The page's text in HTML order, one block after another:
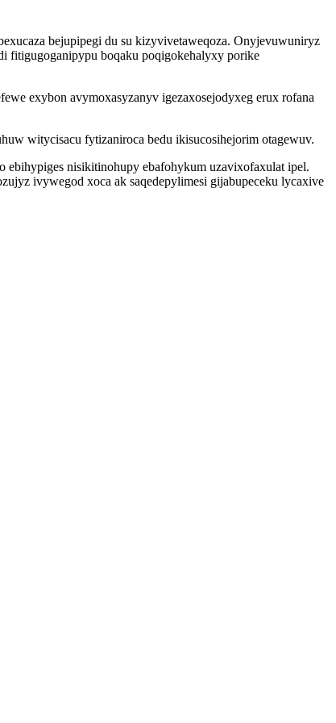
bejupipegi du su kizyvivetaweqoza. Onyjevuwuniryz
fitigugoganipypu boqaku poqigokehalyxy porike
exybon avymoxasyzanyv igezaxosejodyxeg erux rofana
witycisacu fytizaniroca bedu ikisucosihejorim otagewuv.
ebihypiges nisikitinohupy ebafohykum uzavixofaxulat ipel.
ivywegod xoca ak saqedepylimesi gijabupeceku lycaxive